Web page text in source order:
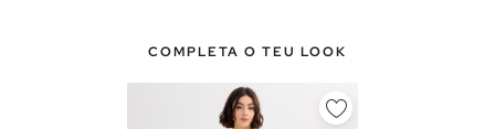
COMPLETA O TEU LOOK